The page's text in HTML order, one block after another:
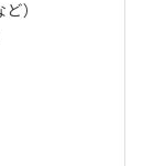
）